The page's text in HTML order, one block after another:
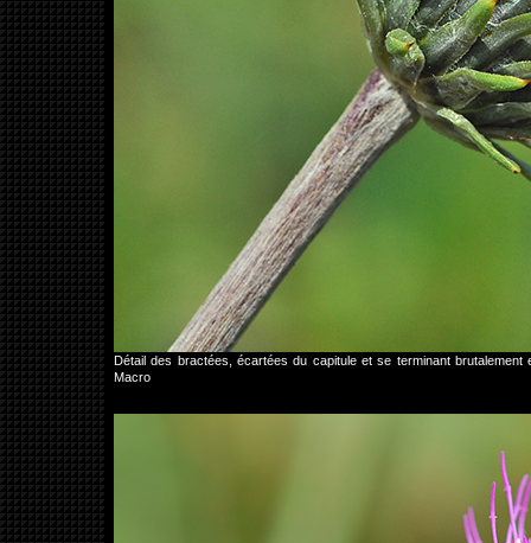
Détail des bractées, écartées du capitule et se terminant
Macro